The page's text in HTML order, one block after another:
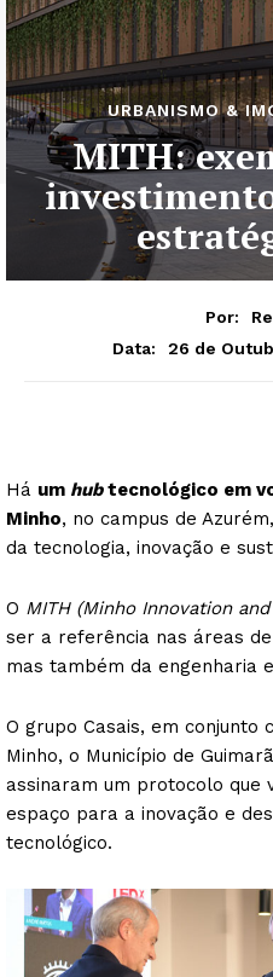
URBANISMO &
MITH:
Por:
Data:
26 de
Há um hubtecnológico em
Minho, no campus de
da tecnologia, inovação e
O MITH (Minho Innovation
ser a referência nas áreas
mas também da engenharia
O grupo Casais, em conjunto
Minho, o Município de
assinaram um protocolo que
espaço para a inovação e
tecnológico.